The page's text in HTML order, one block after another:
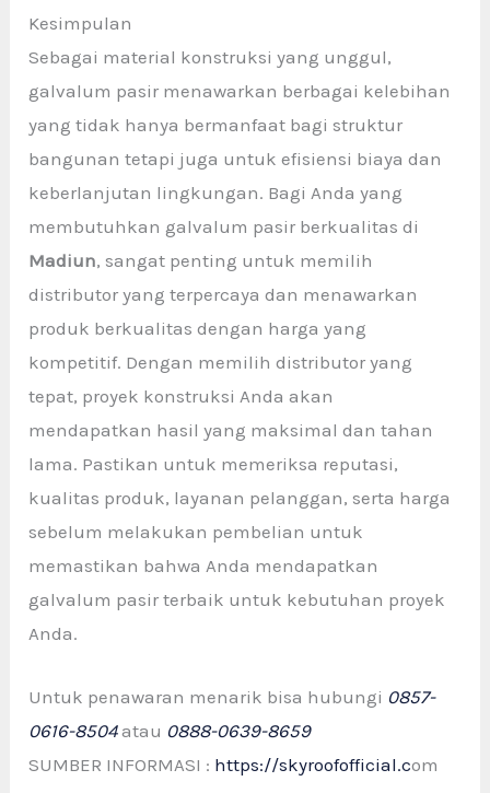
Kesimpulan
Sebagai material konstruksi yang unggul,
galvalum pasir menawarkan berbagai kelebihan
yang tidak hanya bermanfaat bagi struktur
bangunan tetapi juga untuk efisiensi biaya dan
keberlanjutan lingkungan. Bagi Anda yang
membutuhkan galvalum pasir berkualitas di
Madiun, sangat penting untuk memilih
distributor yang terpercaya dan menawarkan
produk berkualitas dengan harga yang
kompetitif. Dengan memilih distributor yang
tepat, proyek konstruksi Anda akan
mendapatkan hasil yang maksimal dan tahan
lama. Pastikan untuk memeriksa reputasi,
kualitas produk, layanan pelanggan, serta harga
sebelum melakukan pembelian untuk
memastikan bahwa Anda mendapatkan
galvalum pasir terbaik untuk kebutuhan proyek
Anda.
Untuk penawaran menarik bisa hubungi 0857-
0616-8504atau 0888-0639-8659
SUMBER INFORMASI : https://skyroofofficial.com